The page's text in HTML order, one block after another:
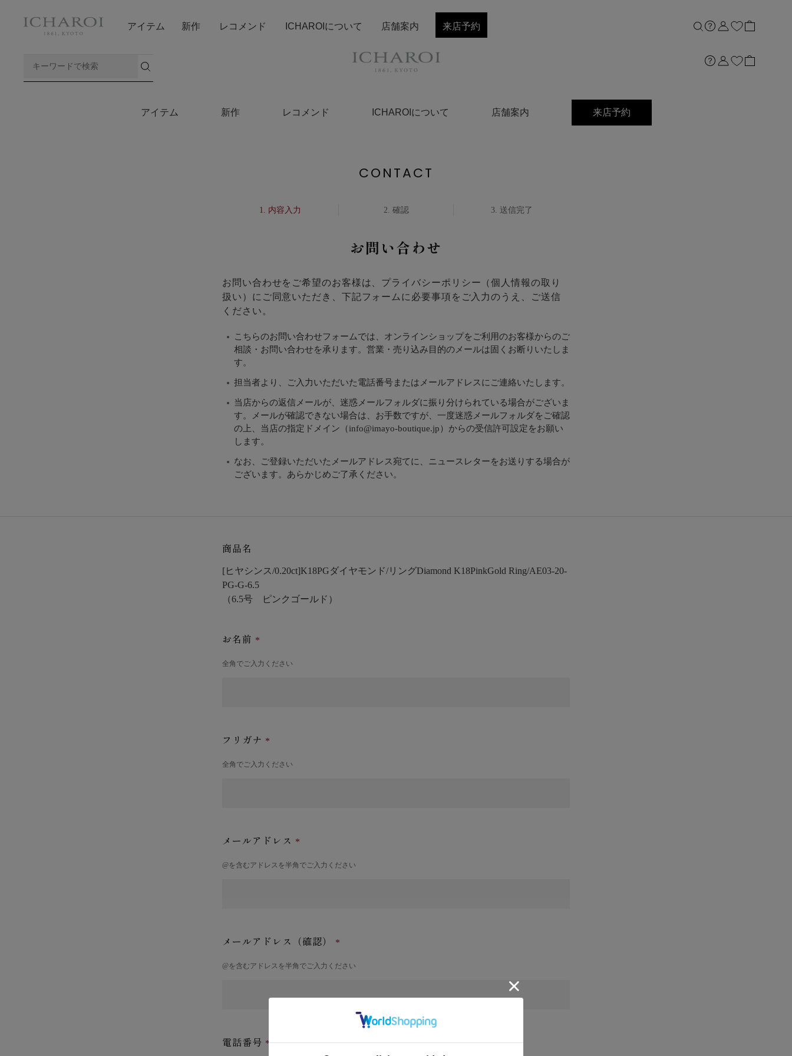
店舗案内
アイテム 新作 レコメンド ICHAROIについて 店舗案内 来店予約
アイテム 新作 レコメンド ICHAROIについて 店舗案内 来店予約
CONTACT
内容入力 確認 送信完了
お問い合わせ
お問い合わせをご希望のお客様は、 プライバシーポリシー （個人情報の取り
扱い）にご同意いただき、下記フォームに必要事項をご入力のうえ、ご送信
ください。
こちらのお問い合わせフォームでは、オンラインショップをご利用のお客様からのご
相談・お問い合わせを承ります。営業・売り込み目的のメールは固くお断りいたしま
す。
担当者より、ご入力いただいた電話番号またはメールアドレスにご連絡いたします。
当店からの返信メールが、迷惑メールフォルダに振り分けられている場合がございま
す。メールが確認できない場合は、お手数ですが、一度迷惑メールフォルダをご確認
の上、当店の指定ドメイン（info@imayo-boutique.jp）からの受信許可設定をお願い
します。
なお、ご登録いただいたメールアドレス宛てに、ニュースレターをお送りする場合が
ございます。あらかじめご了承ください。
商品名
[ヒヤシンス/0.20ct]K18PGダイヤモンド/リングDiamond K18PinkGold Ring/AE03-20-
PG-G-6.5
（6.5号 ピンクゴールド）
お名前
全角でご入力ください
フリガナ
全角でご入力ください
メールアドレス
@を含むアドレスを半角でご入力ください
メールアドレス（確認）
@を含むアドレスを半角でご入力ください
電話番号